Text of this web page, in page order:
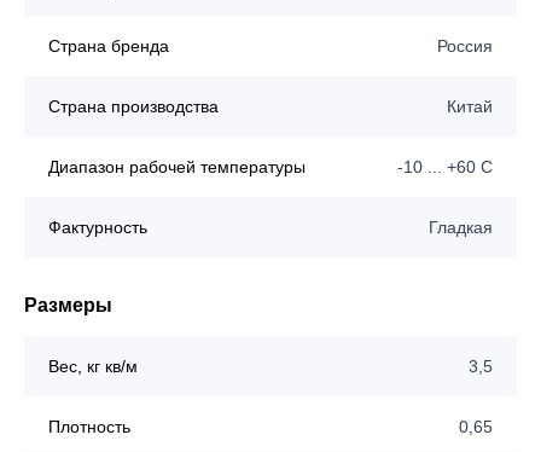
Страна бренда Россия
Страна производства Китай
Диапазон рабочей температуры -10 ... +60 C
Фактурность Гладкая
Размеры
Вес, кг кв/м 3,5
Плотность 0,65